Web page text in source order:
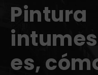
Pintura
es,